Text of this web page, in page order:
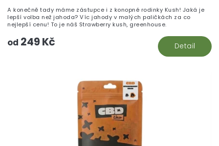
od 249 Kč Detail
A konečně tady máme zástupce i z konopné rodinky Kush! Jaká je
lepší volba než jahoda? Víc jahody v malých paličkách za co
nejlepší cenu! To je náš Strawberry kush, greenhouse.